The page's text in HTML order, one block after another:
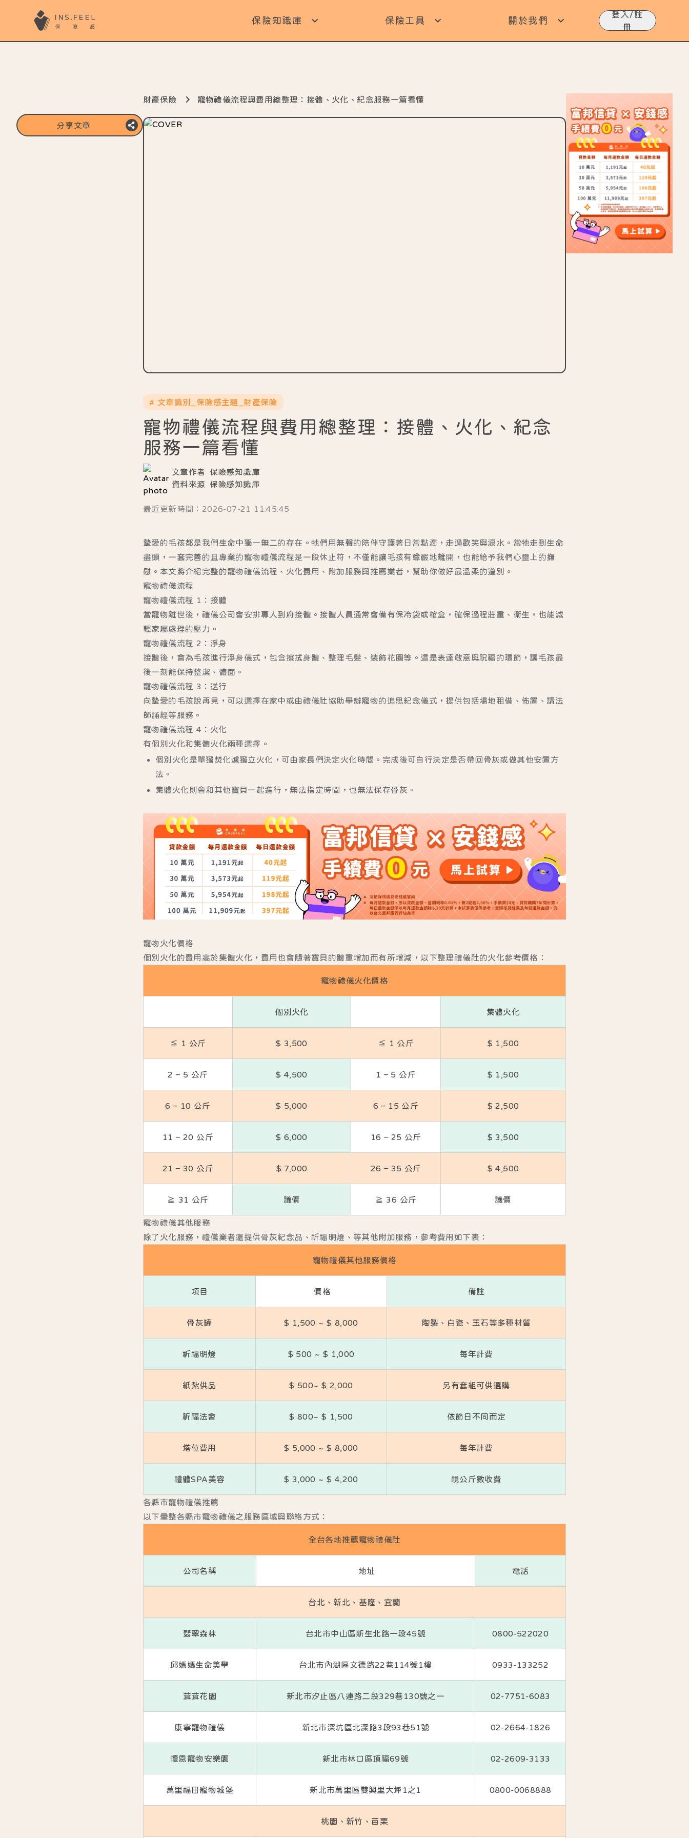
保險知識庫 保險工具 關於我們
登入/註
冊
分享文章
複製分享連結
財產保險 寵物禮儀流程與費用總整理：接體、火化、紀念服務一篇看懂
# 文章識別_保險感主題_財產保險
寵物禮儀流程與費用總整理：接體、火化、紀念
服務一篇看懂
文章作者
保險感知識庫
資料來源
保險感知識庫
最近更新時間：2026-07-21 11:45:45
摯愛的毛孩都是我們生命中獨一無二的存在。牠們用無聲的陪伴守護著日常點滴，走過歡笑與淚水。當牠走到生命
盡頭，一套完善的且專業的寵物禮儀流程是一段休止符，不僅能讓毛孩有尊嚴地離開，也能給予我們心靈上的撫
慰。本文將介紹完整的寵物禮儀流程、火化費用、附加服務與推薦業者 ，幫助你做好最溫柔的道別。
寵物禮儀流程
寵物禮儀流程 1：接體
當寵物離世後，禮儀公司會安排專人到府接體。接體人員通常會備有保冷袋或棺盒，確保過程莊重、衛生，也能減
輕家屬處理的壓力。
寵物禮儀流程 2：淨身
接體後，會為毛孩進行淨身儀式，包含擦拭身體、整理毛髮、裝飾花圈等。這是表達敬意與祝福的環節，讓毛孩最
後一刻能保持整潔、體面。
寵物禮儀流程 3：送行
向摯愛的毛孩說再見，可以選擇在家中或由禮儀社協助舉辦寵物的追思紀念儀式，提供包括場地租借、佈置、請法
師誦經等服務。
寵物禮儀流程 4：火化
有個別火化和集體火化兩種選擇。
個別火化是單獨焚化爐獨立火化，可由家長們決定火化時間。完成後可自行決定是否帶回骨灰或做其他安置方
法。
集體火化 則會和其他寶貝一起進行，無法指定時間，也無法保存骨灰。
寵物火化價格
個別火化的費用高於集體火化，費用也會隨著寶貝的體重增加而有所增減，以下整理禮儀社的火化參考價格：
寵物禮儀火化價格
個別火化 集體火化
≦ 1 公斤 $ 3,500 ≦ 1 公斤 $ 1,500
2 – 5 公斤 $ 4,500 1 – 5 公斤 $ 1,500
6 – 10 公斤 $ 5,000 6 – 15 公斤 $ 2,500
11 – 20 公斤 $ 6,000 16 – 25 公斤 $ 3,500
21 – 30 公斤 $ 7,000 26 – 35 公斤 $ 4,500
≧ 31 公斤 議價 ≧ 36 公斤 議價
寵物禮儀其他服務
除了火化服務，禮儀業者還提供骨灰紀念品、祈福明燈、等其他附加服務，參考費用如下表：
寵物禮儀其他服務價格
項目 價格 備註
骨灰罐 $ 1,500 ~ $ 8,000 陶製、白瓷、玉石等多種材質
祈福明燈 $ 500 ~ $ 1,000 每年計費
紙紮供品 $ 500~ $ 2,000 另有套組可供選購
祈福法會 $ 800~ $ 1,500 依節日不同而定
塔位費用 $ 5,000 ~ $ 8,000 每年計費
禮體SPA美容 $ 3,000 ~ $ 4,200 視公斤數收費
各縣市寵物禮儀推薦
以下彙整各縣市寵物禮儀之服務區域與聯絡方式：
全台各地推薦寵物禮儀社
公司名稱 地址 電話
台北、新北、基隆、宜蘭
翡翠森林 台北市中山區新生北路一段45號 0800-522020
邱媽媽生命美學 台北市內湖區文德路22巷114號1樓 0933-133252
茸茸花園 新北市汐止區八連路二段329巷130號之一 02-7751-6083
康寧寵物禮儀 新北市深坑區北深路3段93巷51號 02-2664-1826
懷恩寵物安樂園 新北市林口區頂福69號 02-2609-3133
萬里福田寵物城堡 新北市萬里區雙興里大坪1之1 0800-0068888
桃園、新竹、苗栗